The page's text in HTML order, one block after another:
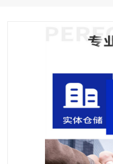
聚丙烯酰胺
磷酸氢二钠
氯酸钠